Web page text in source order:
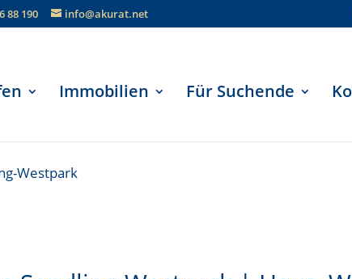
88 190 info@akurat.net
Immobilien Für Suchende
Westpark